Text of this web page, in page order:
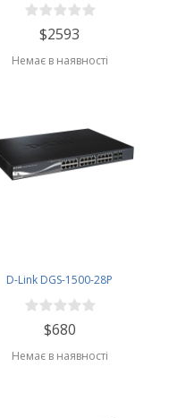
$2593
Немає в наявності
D-Link DGS-1500-28P
$680
Немає в наявності